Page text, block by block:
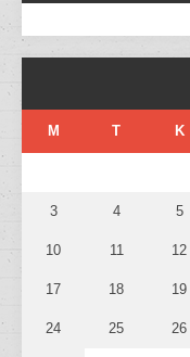
M T K
3 4 5
10 11 12
17 18 19
24 25 26